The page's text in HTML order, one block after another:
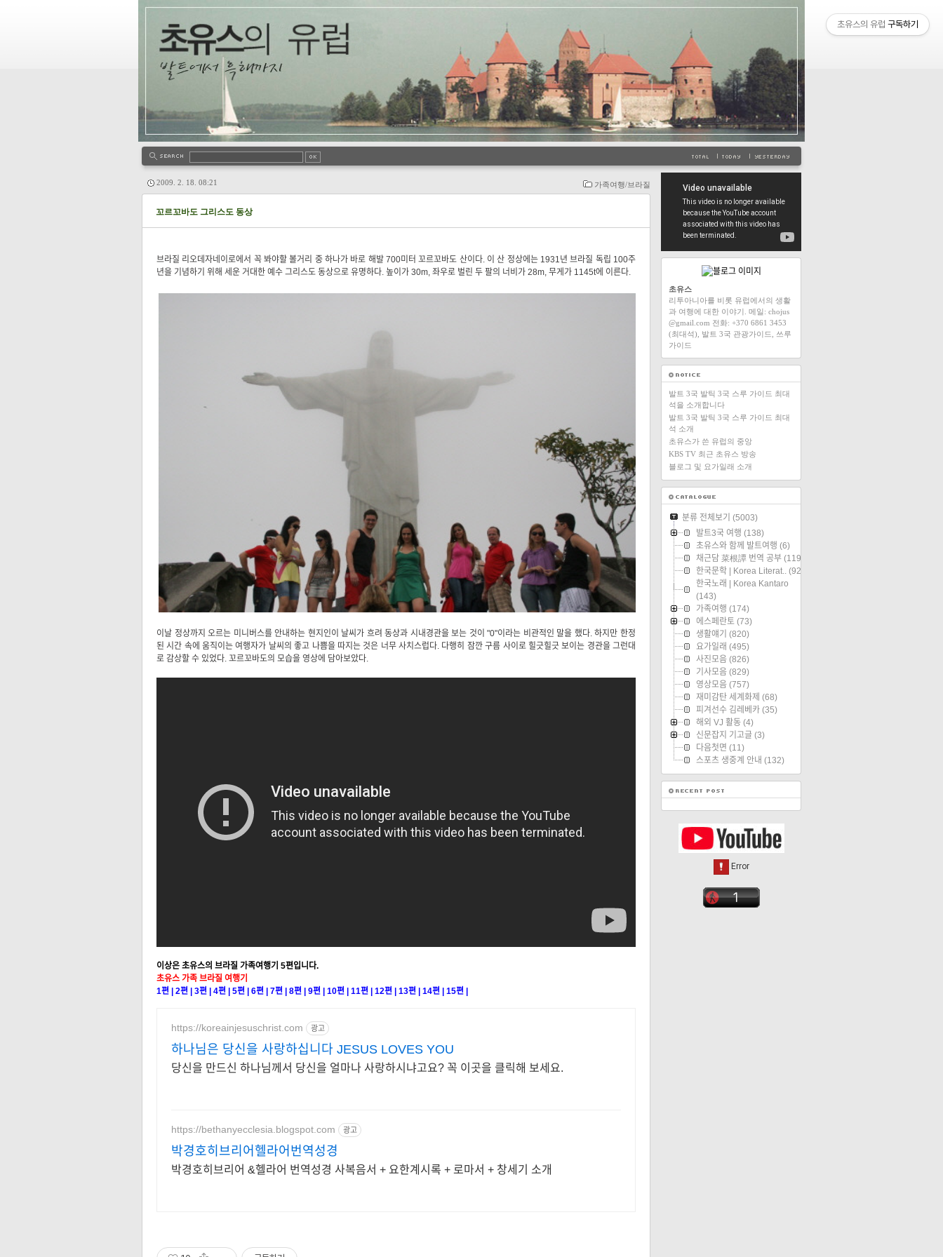
가족여행/브라질
2009. 2. 18. 08:21
꼬르꼬바도 그리스도 동상
브라질 리오데자네이로에서 꼭 봐야할 볼거리 중 하나가 바로 해발 700미터 꼬르꼬바도 산이다. 이 산 정상에는 1931년 브라질 독립 100주
년을 기념하기 위해 세운 거대한 예수 그리스도 동상으로 유명하다. 높이가 30m, 좌우로 벌린 두 팔의 너비가 28m, 무게가 1145t에 이른다.
이날 정상까지 오르는 미니버스를 안내하는 현지인이 날씨가 흐려 동상과 시내경관을 보는 것이 "0"이라는 비관적인 말을 했다. 하지만 한정
된 시간 속에 움직이는 여행자가 날씨의 좋고 나쁨을 따지는 것은 너무 사치스럽다. 다행히 잠깐 구름 사이로 힐긋힐긋 보이는 경관을 그런대
로 감상할 수 있었다. 꼬르꼬바도의 모습을 영상에 담아보았다.
이상은 초유스의 브라질 가족여행기 5편입니다.
초유스 가족 브라질 여행기
1편 | 2편 | 3편 | 4편 | 5편 | 6편 | 7편 | 8편 | 9편 | 10편 | 11편 | 12편 | 13편 | 14편 | 15편 |
https://koreainjesuschrist.com 광고
하나님은 당신을 사랑하십니다 JESUS LOVES YOU
당신을 만드신 하나님께서 당신을 얼마나 사랑하시냐고요? 꼭 이곳을 클릭해 보세요.
https://bethanyecclesia.blogspot.com 광고
박경호히브리어헬라어번역성경
박경호히브리어 &헬라어 번역성경 사복음서 + 요한계시록 + 로마서 + 창세기 소개
초유스
리투아니아를 비롯 유럽에서의 생활
과 여행에 대한 이야기. 메일: chojus
@gmail.com 전화: +370 6861 3453
(최대석), 발트 3국 관광가이드, 쓰루
가이드
발트 3국 발틱 3국 스루 가이드 최대
석을 소개합니다
발트 3국 발틱 3국 스루 가이드 최대
석 소개
초유스가 쓴 유럽의 중앙
KBS TV 최근 초유스 방송
블로그 및 요가일래 소개
분류 전체보기 (5003)
발트3국 여행 (138)
초유스와 함께 발트여행 (6)
채근담 菜根譚 번역 공부 (119)
한국문학 | Korea Literat.. (92)
한국노래 | Korea Kantaro
(143)
가족여행 (174)
에스페란토 (73)
생활얘기 (820)
요가일래 (495)
사진모음 (826)
기사모음 (829)
영상모음 (757)
재미감탄 세계화제 (68)
피겨선수 김레베카 (35)
해외 VJ 활동 (4)
신문잡지 기고글 (3)
다음첫면 (11)
스포츠 생중계 안내 (132)
초유스의 유럽 구독하기